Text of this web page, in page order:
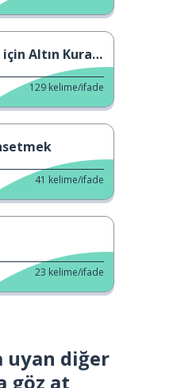
Altın Kurallar
129 kelime/ifade
41 kelime/ifade
23 kelime/ifade
uyan diğer
göz at